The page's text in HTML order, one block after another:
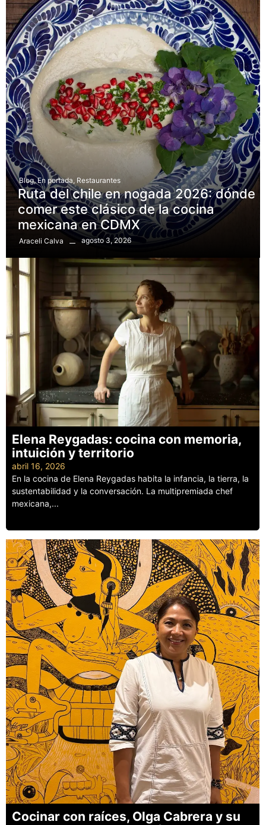
Blog, En portada Restaurantes
Ruta del chile en nogada 2026: dónde
comer este clásico de la cocina
mexicana en CDMX
Araceli Calva agosto 3, 2026
Elena Reygadas: cocina con memoria,
intuición y territorio
abril 16, 2026
En la cocina de Elena Reygadas habita la infancia, la tierra, la
sustentabilidad y la conversación. La multipremiada chef
mexicana,...
Cocinar con raíces, Olga Cabrera y su